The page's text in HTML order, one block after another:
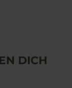
DICH